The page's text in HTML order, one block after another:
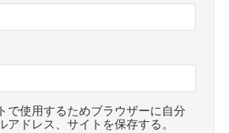
で使用するためブラウザーに自分
アドレス、サイトを保存する。